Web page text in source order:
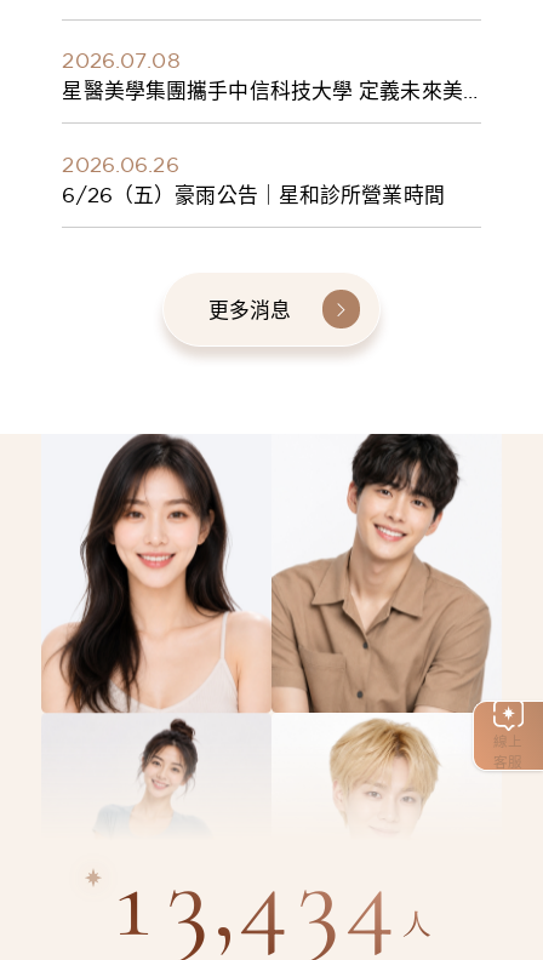
線上
客服
入劑」台灣獨家總代理
2026.07.08
星醫美學集團攜手中信科技大學 定義未來美
學人才新標準 建構健康美學產學共育模式 串
2026.06.26
6/26（五）豪雨公告｜星和診所營業時間
更多消息
13,434 人